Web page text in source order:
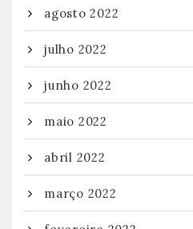
agosto 2022
julho 2022
junho 2022
maio 2022
abril 2022
março 2022